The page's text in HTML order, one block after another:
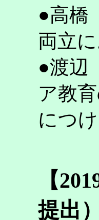
●高橋
両立
●渡
ア教
につ
【
提出